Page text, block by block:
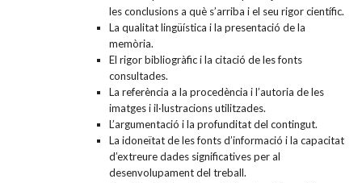
les conclusions a què s’arriba i el seu rigor científic.
La qualitat lingüística i la presentació de la
memòria.
El rigor bibliogràfic i la citació de les fonts
consultades.
La referència a la procedència i l’autoria de les
imatges i il·lustracions utilitzades.
L’argumentació i la profunditat del contingut.
La idoneïtat de les fonts d’informació i la capacitat
d’extreure dades significatives per al
desenvolupament del treball.